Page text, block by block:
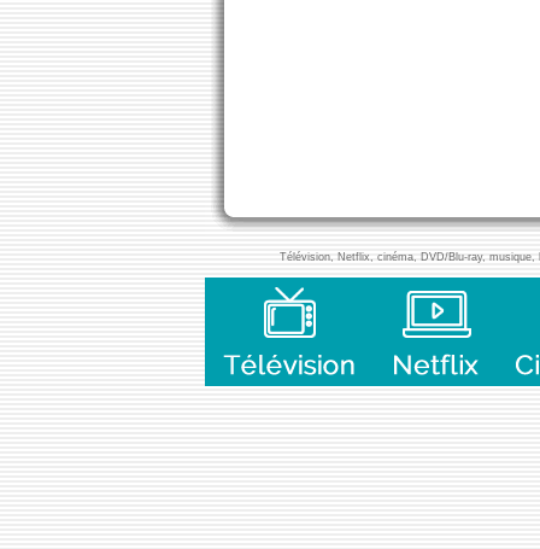
Télévision, Netflix, cinéma, DVD/Blu-ray,